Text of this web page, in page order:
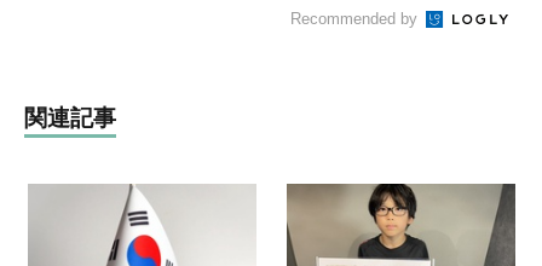
Recommended by
関連記事